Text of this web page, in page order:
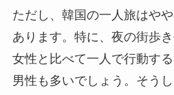
ただし、韓国の一人旅はや
あります。特に、夜の街歩
女性と比べて一人で行動す
男性も多いでしょう。そう